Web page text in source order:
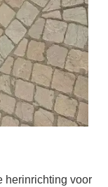
herinrichting voor